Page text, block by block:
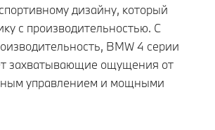
дизайну, который
с производительностью. С
BMW 4 серии
захватывающие ощущения от
управлением и мощными